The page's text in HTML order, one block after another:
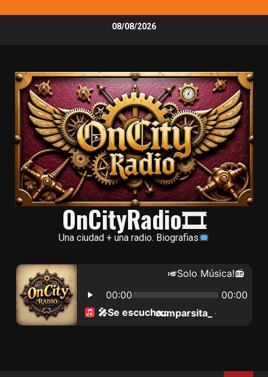
08/08/2026
OnCityRadio🎞
Una ciudad + una radio. Biografias